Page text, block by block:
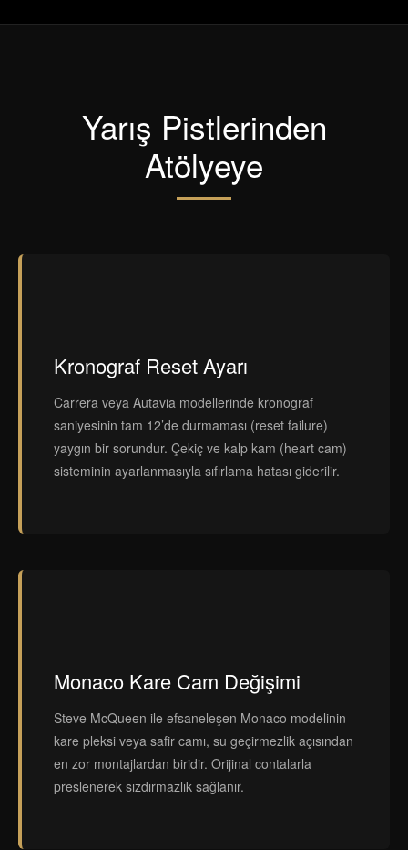
Yarış Pistlerinden
Atölyeye
Kronograf Reset Ayarı
Carrera veya Autavia modellerinde kronograf
saniyesinin tam 12’de durmaması (reset failure)
yaygın bir sorundur. Çekiç ve kalp kam (heart cam)
sisteminin ayarlanmasıyla sıfırlama hatası giderilir.
Monaco Kare Cam Değişimi
Steve McQueen ile efsaneleşen Monaco modelinin
kare pleksi veya safir camı, su geçirmezlik açısından
en zor montajlardan biridir. Orijinal contalarla
preslenerek sızdırmazlık sağlanır.